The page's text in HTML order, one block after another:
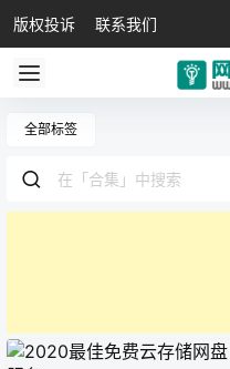
版权投诉 联系我们
全部标签